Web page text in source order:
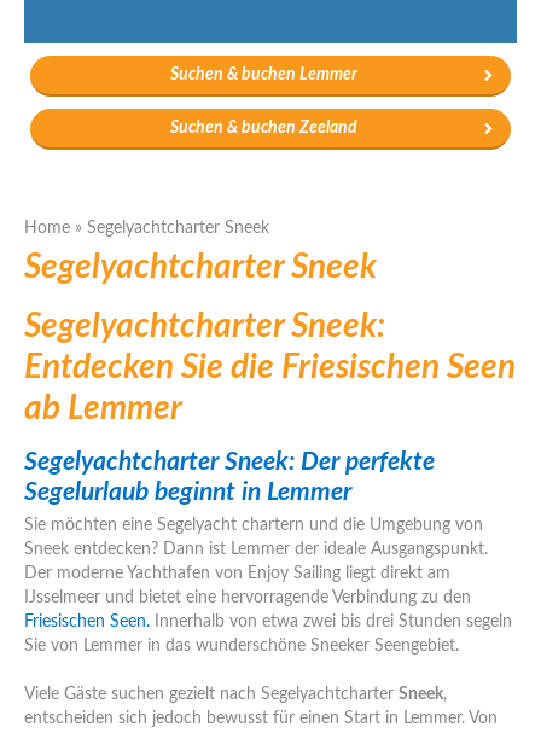
Suchen & buchen Lemmer
Suchen & buchen Zeeland
Home » Segelyachtcharter Sneek
Segelyachtcharter Sneek
Segelyachtcharter Sneek:
Entdecken Sie die Friesischen Seen
ab Lemmer
Segelyachtcharter Sneek: Der perfekte
Segelurlaub beginnt in Lemmer
Sie möchten eine Segelyacht chartern und die Umgebung von
Sneek entdecken? Dann ist Lemmer der ideale Ausgangspunkt.
Der moderne Yachthafen von Enjoy Sailing liegt direkt am
IJsselmeer und bietet eine hervorragende Verbindung zu den
Friesischen Seen. Innerhalb von etwa zwei bis drei Stunden segeln
Sie von Lemmer in das wunderschöne Sneeker Seengebiet.
Viele Gäste suchen gezielt nach Segelyachtcharter Sneek,
entscheiden sich jedoch bewusst für einen Start in Lemmer. Von